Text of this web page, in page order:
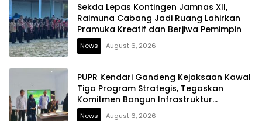
Sekda Lepas Kontingen Jamnas XII,
Raimuna Cabang Jadi Ruang Lahirkan
Pramuka Kreatif dan Berjiwa Pemimpin
News August 6, 2026
PUPR Kendari Gandeng Kejaksaan Kawal
Tiga Program Strategis, Tegaskan
Komitmen Bangun Infrastruktur
Berintegritas
News August 6, 2026